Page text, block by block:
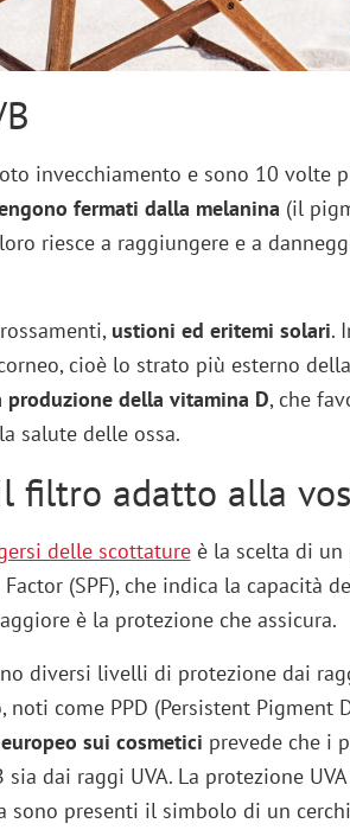
invecchiamento e sono 10 volte
fermati dalla melanina (il
riesce a raggiungere e a
ustioni ed eritemi solari.
cioè lo strato più esterno
produzione della vitamina D, che
salute delle ossa.
filtro adatto alla
delle scottatureè la scelta di
(SPF), che indica la capacità
è la protezione che assicura.
diversi livelli di protezione dai
noti come PPD (Persistent Pigment
sui cosmetici prevede che i
dai raggi UVA. La protezione
sono presenti il simbolo di un